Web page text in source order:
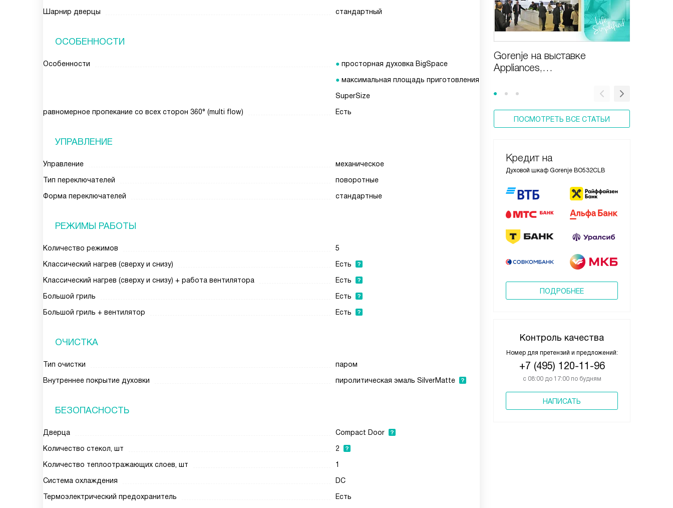
Gorenje на выставке
Appliances,
ПОСМОТРЕТЬ ВСЕ СТАТЬИ
Кредит на
Духовой шкаф Gorenje BO532CLB
ПОДРОБНЕЕ
Контроль качества
Номер для претензий и предложений:
+7 (495) 120-11-96
с 08:00 до 17:00 по будням
НАПИСАТЬ
Шарнир дверцы
стандартный
ОСОБЕННОСТИ
Особенности
просторная духовка BigSpace
максимальная площадь приготовления
SuperSize
равномерное пропекание со всех сторон 360° (multi flow)
Есть
УПРАВЛЕНИЕ
Управление
механическое
Тип переключателей
поворотные
Форма переключателей
стандартные
РЕЖИМЫ РАБОТЫ
Количество режимов
5
Классический нагрев (сверху и снизу)
Есть
Классический нагрев (сверху и снизу) + работа вентилятора
Есть
Большой гриль
Есть
Большой гриль + вентилятор
Есть
ОЧИСТКА
Тип очистки
паром
Внутреннее покрытие духовки
пиролитическая эмаль SilverMatte
БЕЗОПАСНОСТЬ
Дверца
Compact Door
Количество стекол, шт
2
Количество теплоотражающих слоев, шт
1
Система охлаждения
DC
Термоэлектрический предохранитель
Есть